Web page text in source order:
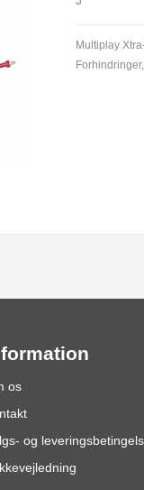
Multiplay
os
og